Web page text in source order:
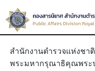
to
content
สำนักงานตำรวจแห่งชา
พระมหากรุณาธิคุณพระ